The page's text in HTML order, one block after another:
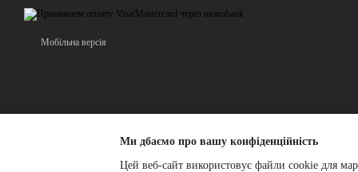
Мобільна версія
Ми дбаємо про вашу конфіденційність
Цей веб-сайт використовує файли cookie для